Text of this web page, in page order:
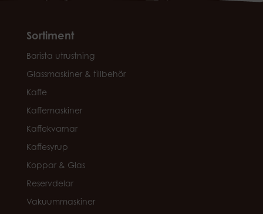
Sortiment
Barista utrustning
Glassmaskiner & tillbehör
Kaffe
Kaffemaskiner
Kaffekvarnar
Kaffesyrup
Koppar & Glas
Reservdelar
Vakuummaskiner